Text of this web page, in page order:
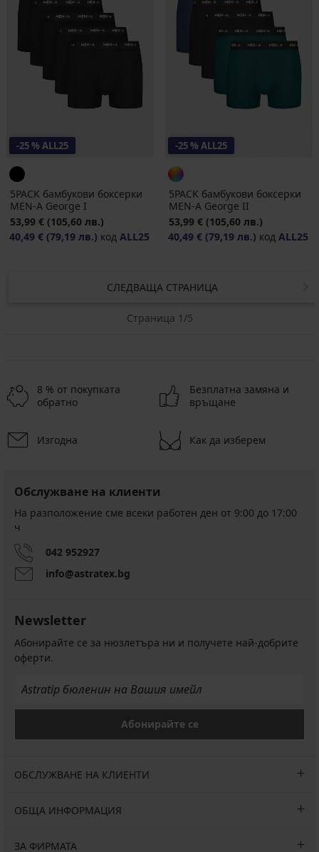
-25 % ALL25
5PACK бамбукови боксерки
MEN-A George I
53,99 € (105,60 лв.)
40,49 € (79,19 лв.) код ALL25
-25 % ALL25
5PACK бамбукови боксерки
MEN-A George II
53,99 € (105,60 лв.)
40,49 € (79,19 лв.) код ALL25
СЛЕДВАЩА СТРАНИЦА
Страница 1/5
8 % от покупката
обратно
Безплатна замяна и
връщане
Изгодна Как да изберем
Обслужване на клиенти
На разположение сме всеки работен ден от 9:00 до 17:00
ч
042 952927
info@astratex.bg
Newsletter
Абонирайте се за нюзлетъра ни и получете най-добрите
оферти.
Абонирайте се
ОБСЛУЖВАНЕ НА КЛИЕНТИ
ОБЩА ИНФОРМАЦИЯ
ЗА ФИРМАТА